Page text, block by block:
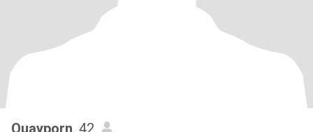
Ouayporn, 42